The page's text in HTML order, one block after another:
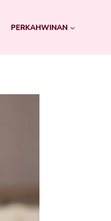
PERKAHWINAN